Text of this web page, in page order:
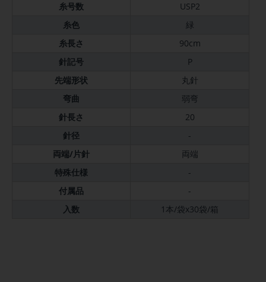
糸号数
USP2
糸色
緑
糸長さ
90cm
針記号
P
先端形状
丸針
弯曲
弱弯
針長さ
20
針径
-
両端/片針
両端
特殊仕様
-
付属品
-
入数
1本/袋x30袋/箱